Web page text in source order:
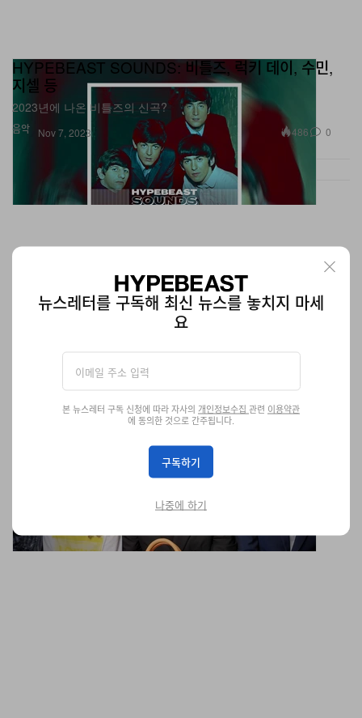
음악
HYPEBEAST SOUNDS: 비틀즈, 럭키 데이, 수민,
지셀 등
2023년에 나온 비틀즈의 신곡?
Nov 7, 2023 486 0
뉴스레터를 구독해 최신 뉴스를 놓치지 마세
요
본 뉴스레터 구독 신청에 따라 자사의 개인정보수집 관련 이용약관
에 동의한 것으로 간주됩니다.
구독하기
나중에 하기